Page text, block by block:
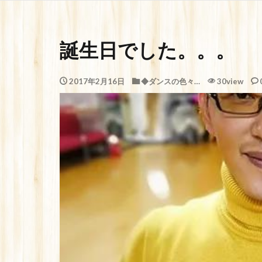
誕生日でした。。。
2017年2月16日 ◆ダンスの色々… 30view